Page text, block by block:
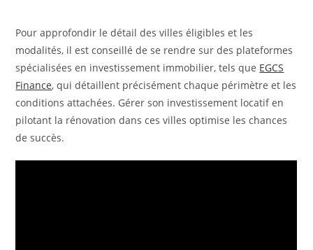
Pour approfondir le détail des villes éligibles et les
modalités, il est conseillé de se rendre sur des plateformes
spécialisées en investissement immobilier, tels que EGCS
Finance, qui détaillent précisément chaque périmètre et les
conditions attachées. Gérer son investissement locatif en
pilotant la rénovation dans ces villes optimise les chances
de succès.